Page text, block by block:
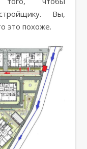
Вы,
это похоже.